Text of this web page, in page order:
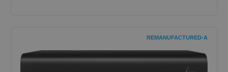
REMANUFACTURED-A